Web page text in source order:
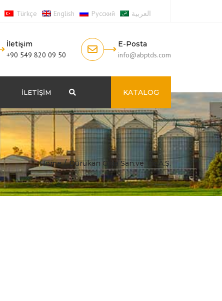
Türkçe English Русский العربية
İletişim
+90 549 820 09 50
E-Posta
info@abptds.com
İLETIŞIM KATALOG
Home Durukan Gıda San.ve Tic.A.Ş.